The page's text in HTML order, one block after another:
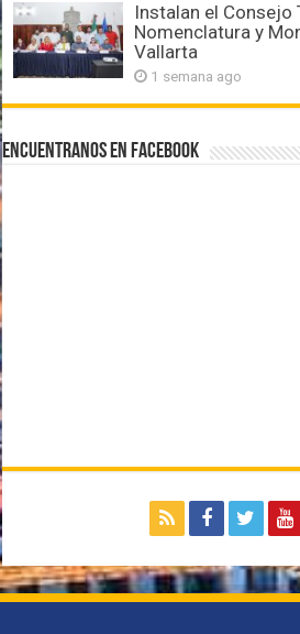
Instalan el Consejo
Nomenclatura y
Vallarta
1 semana ago
Encuentranos en Facebook